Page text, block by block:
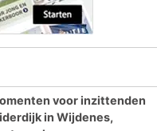
voor inzittenden
in Wijdenes,